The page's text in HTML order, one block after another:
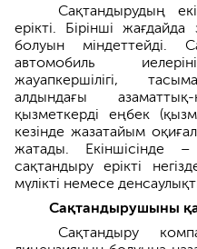
Сақтандырудың
ерікті. Бірінші
болуын міндеттейді.
автомобиль
жауапкершілігі,
алдындағы азаматтық-
қызметкерді еңбек
кезінде жазатайым
жатады. Екіншісінде
сақтандыру ерікті
мүлікті немесе
Сақтандырушыны
Сақтандыру